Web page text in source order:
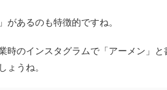
があるのも特徴的ですね。
時のインスタグラムで「アーメン」
ょうね。